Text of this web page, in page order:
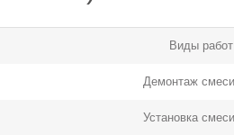
Виды работ
Демонтаж
Установка